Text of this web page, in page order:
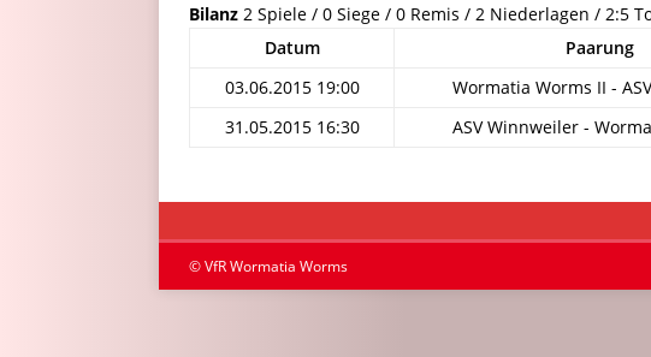
Bilanz 2 Spiele / 0 Siege / 0 Remis / 2 Niederlagen / 2:5
Datum
Paarung
03.06.2015 19:00
Wormatia Worms II -
31.05.2015 16:30
ASV Winnweiler -
© VfR Wormatia Worms